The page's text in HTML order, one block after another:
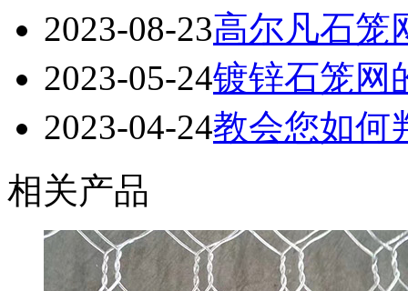
2023-08-23高尔凡石笼
2023-05-24镀锌石笼网
2023-04-24教会您如何
相关产品